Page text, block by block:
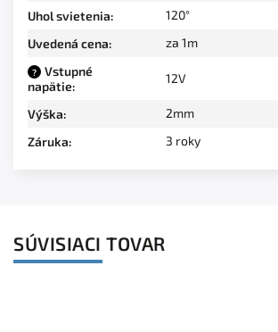
Uhol svietenia:
120°
Uvedená cena: za 1m
?
Vstupné
napätie:
12V
Výška:
2mm
Záruka: 3 roky
SÚVISIACI TOVAR